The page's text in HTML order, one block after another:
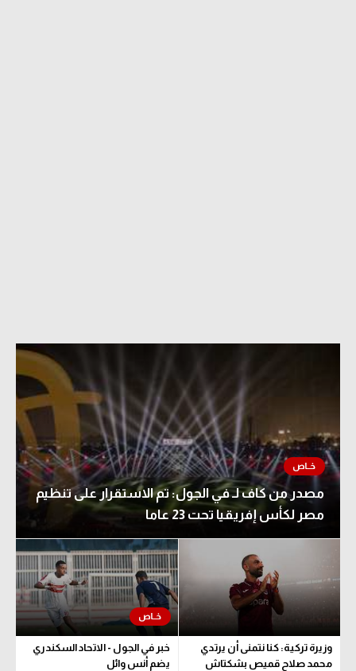
مصدر من كاف لـ في الجول: تم الاستقرار على تنظيم
مصر لكأس إفريقيا تحت 23 عاما
وزيرة تركية: كنا نتمنى أن يرتدي
محمد صلاح قميص بشكتاش
خبر في الجول - الاتحاد السكندري
يضم أنس وائل